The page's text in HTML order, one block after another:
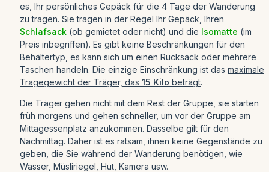
es, Ihr persönliches Gepäck für die 4 Tage der Wanderung
zu tragen. Sie tragen in der Regel Ihr Gepäck, Ihren
Schlafsack (ob gemietet oder nicht) und die Isomatte (im
Preis inbegriffen). Es gibt keine Beschränkungen für den
Behältertyp, es kann sich um einen Rucksack oder mehrere
Taschen handeln. Die einzige Einschränkung ist das maximale
Tragegewicht der Träger, das 15 Kilo beträgt.
Die Träger gehen nicht mit dem Rest der Gruppe, sie starten
früh morgens und gehen schneller, um vor der Gruppe am
Mittagessenplatz anzukommen. Dasselbe gilt für den
Nachmittag. Daher ist es ratsam, ihnen keine Gegenstände zu
geben, die Sie während der Wanderung benötigen, wie
Wasser, Müsliriegel, Hut, Kamera usw.